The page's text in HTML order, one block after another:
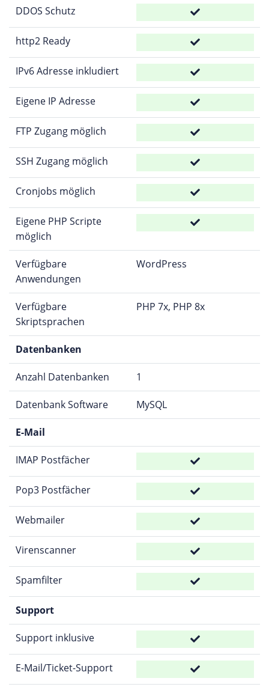
DDOS Schutz
http2 Ready
IPv6 Adresse inkludiert
Eigene IP Adresse
FTP Zugang möglich
SSH Zugang möglich
Cronjobs möglich
Eigene PHP Scripte
möglich
Verfügbare
Anwendungen
WordPress
Verfügbare
Skriptsprachen
PHP 7x, PHP 8x
Datenbanken
Anzahl Datenbanken 1
Datenbank Software MySQL
E-Mail
IMAP Postfächer
Pop3 Postfächer
Webmailer
Virenscanner
Spamfilter
Support
Support inklusive
E-Mail/Ticket-Support